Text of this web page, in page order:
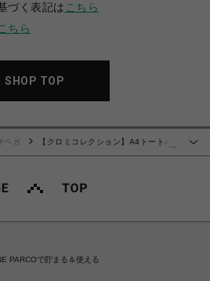
づく表記は こちら
こちら
SHOP TOP
ベガ
【クロミコレクション】A4トートバ
PARCOで貯まる＆使える